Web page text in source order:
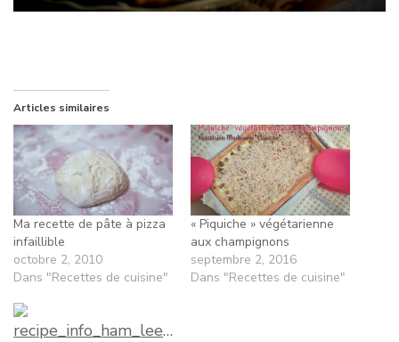
Articles similaires
Ma recette de pâte à pizza
infaillible
octobre 2, 2010
Dans "Recettes de cuisine"
« Piquiche » végétarienne
aux champignons
septembre 2, 2016
Dans "Recettes de cuisine"